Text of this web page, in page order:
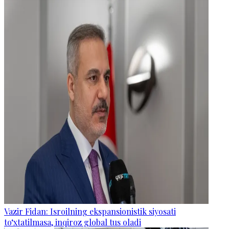
Vazir Fidan: Isroilning ekspansionistik siyosati
to‘xtatilmasa, inqiroz global tus oladi